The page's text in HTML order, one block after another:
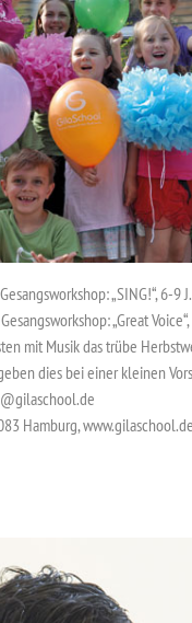
„SING!“, 6-9
„Great
mit Musik das trübe
dies bei einer kleinen
Hamburg,